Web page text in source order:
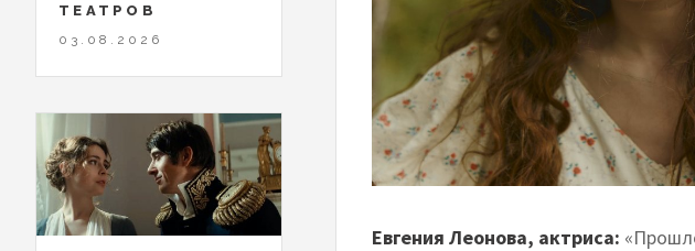
Евгения Леонова, актриса:
ТЕАТРОВ
03.08.2026